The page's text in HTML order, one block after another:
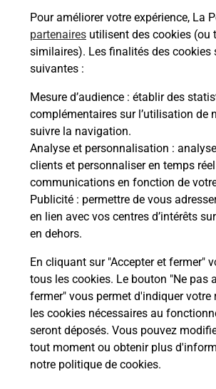
Pour améliorer votre expérience, La
partenaires utilisent des cookies (ou
similaires). Les finalités des cookies
suivantes :
Mesure d’audience : établir des
complémentaires sur l’utilisation de
suivre la navigation.
Analyse et personnalisation :
clients et personnaliser en temps
communications en fonction de
Publicité : permettre de vous
en lien avec vos centres d’intérêts
en dehors.
En cliquant sur "Accepter et fermer"
tous les cookies. Le bouton "Ne pas
fermer" vous permet d'indiquer votre
les cookies nécessaires au
seront déposés. Vous pouvez
tout moment ou obtenir plus
notre politique de cookies.
Malin !
La Poste
en ligne
Ouvert 24h/24
En savoir plus
SARRE UNION
CONSIGNE CARREFOUR SARRE UNION